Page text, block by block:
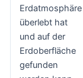
Erdatmosphäre
überlebt hat
und auf der
Erdoberfläche
gefunden